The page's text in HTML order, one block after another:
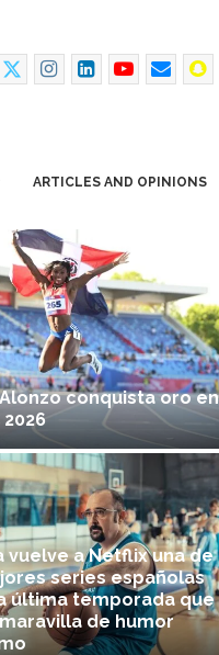
ARTICLES AND OPINIONS
conquista oro en
2026
vuelve a Netflix una de
series españolas
última temporada que
de humor